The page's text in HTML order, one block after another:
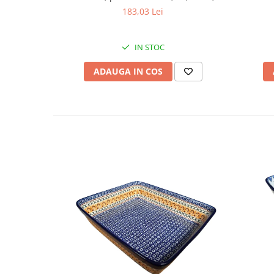
cm
183,03 Lei
IN STOC
ADAUGA IN COS